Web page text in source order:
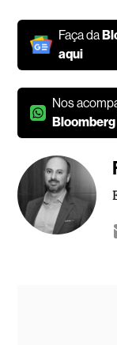
Faça da
aqui
Nos
Bloomberg